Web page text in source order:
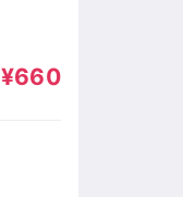
¥660